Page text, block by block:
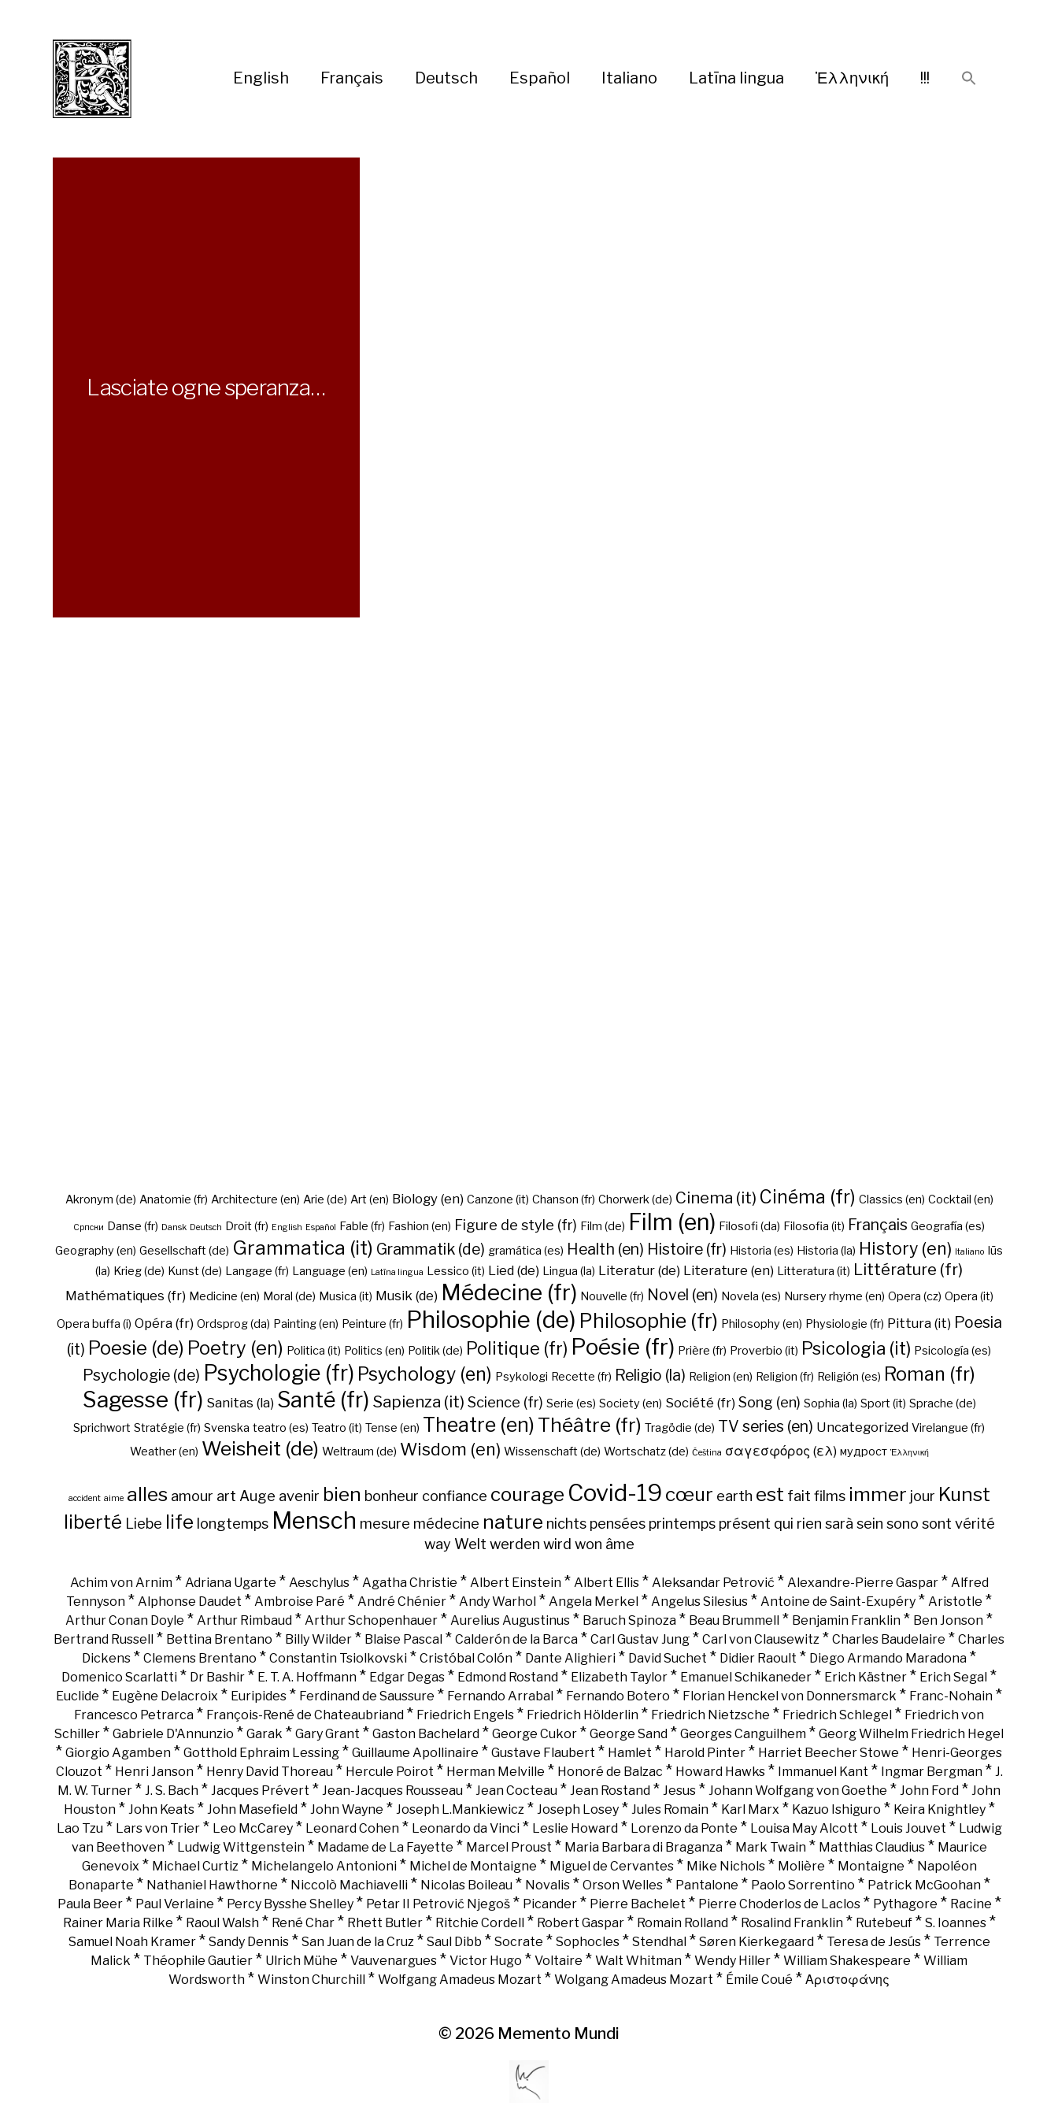
English Français Deutsch Español Italiano Latīna lingua Ἑλληνική !!!
Lasciate ogne speranza…
Akronym (de) Anatomie (fr) Architecture (en) Arie (de) Art (en) Biology (en) Canzone (it) Chanson (fr) Chorwerk (de) Cinema (it) Cinéma (fr) Classics (en) Cocktail (en)
Cрпски Danse (fr) Dansk Deutsch Droit (fr) English Español Fable (fr) Fashion (en) Figure de style (fr) Film (de) Film (en) Filosofi (da) Filosofia (it) Français Geografía (es)
Geography (en) Gesellschaft (de) Grammatica (it) Grammatik (de) gramática (es) Health (en) Histoire (fr) Historia (es) Historia (la) History (en) Italiano Iūs
(la) Krieg (de) Kunst (de) Langage (fr) Language (en) Latīna lingua Lessico (it) Lied (de) Lingua (la) Literatur (de) Literature (en) Litteratura (it) Littérature (fr)
Mathématiques (fr) Medicine (en) Moral (de) Musica (it) Musik (de) Médecine (fr) Nouvelle (fr) Novel (en) Novela (es) Nursery rhyme (en) Opera (cz) Opera (it)
Opera buffa (i) Opéra (fr) Ordsprog (da) Painting (en) Peinture (fr) Philosophie (de) Philosophie (fr) Philosophy (en) Physiologie (fr) Pittura (it) Poesia
(it) Poesie (de) Poetry (en) Politica (it) Politics (en) Politik (de) Politique (fr) Poésie (fr) Prière (fr) Proverbio (it) Psicologia (it) Psicología (es)
Psychologie (de) Psychologie (fr) Psychology (en) Psykologi Recette (fr) Religio (la) Religion (en) Religion (fr) Religión (es) Roman (fr)
Sagesse (fr) Sanitas (la) Santé (fr) Sapienza (it) Science (fr) Serie (es) Society (en) Société (fr) Song (en) Sophia (la) Sport (it) Sprache (de)
Sprichwort Stratégie (fr) Svenska teatro (es) Teatro (it) Tense (en) Theatre (en) Théâtre (fr) Tragödie (de) TV series (en) Uncategorized Virelangue (fr)
Weather (en) Weisheit (de) Weltraum (de) Wisdom (en) Wissenschaft (de) Wortschatz (de) Čeština σαγεσφόρος (ελ) мудрост Ἑλληνική
accident aime alles amour art Auge avenir bien bonheur confiance courage Covid-19 cœur earth est fait films immer jour Kunst
liberté Liebe life longtemps Mensch mesure médecine nature nichts pensées printemps présent qui rien sarà sein sono sont vérité
way Welt werden wird won âme
Achim von Arnim* Adriana Ugarte * Aeschylus* Agatha Christie * Albert Einstein* Albert Ellis* Aleksandar Petrović * Alexandre-Pierre Gaspar* Alfred
Tennyson * Alphonse Daudet * Ambroise Paré * André Chénier * Andy Warhol * Angela Merkel * Angelus Silesius * Antoine de Saint-Exupéry * Aristotle *
Arthur Conan Doyle * Arthur Rimbaud * Arthur Schopenhauer * Aurelius Augustinus * Baruch Spinoza * Beau Brummell * Benjamin Franklin * Ben Jonson *
Bertrand Russell * Bettina Brentano * Billy Wilder * Blaise Pascal * Calderón de la Barca * Carl Gustav Jung * Carl von Clausewitz * Charles Baudelaire * Charles
Dickens * Clemens Brentano * Constantin Tsiolkovski * Cristóbal Colón * Dante Alighieri * David Suchet * Didier Raoult * Diego Armando Maradona *
Domenico Scarlatti * Dr Bashir * E. T. A. Hoffmann * Edgar Degas * Edmond Rostand * Elizabeth Taylor * Emanuel Schikaneder * Erich Kästner * Erich Segal *
Euclide * Eugène Delacroix * Euripides * Ferdinand de Saussure * Fernando Arrabal * Fernando Botero * Florian Henckel von Donnersmarck * Franc-Nohain *
Francesco Petrarca * François-René de Chateaubriand * Friedrich Engels * Friedrich Hölderlin * Friedrich Nietzsche * Friedrich Schlegel * Friedrich von
Schiller * Gabriele D'Annunzio * Garak * Gary Grant * Gaston Bachelard * George Cukor * George Sand * Georges Canguilhem * Georg Wilhelm Friedrich Hegel
* Giorgio Agamben * Gotthold Ephraim Lessing * Guillaume Apollinaire * Gustave Flaubert * Hamlet * Harold Pinter * Harriet Beecher Stowe * Henri-Georges
Clouzot * Henri Janson* Henry David Thoreau* Hercule Poirot * Herman Melville * Honoré de Balzac * Howard Hawks* Immanuel Kant * Ingmar Bergman* J.
M. W. Turner * J. S. Bach * Jacques Prévert * Jean-Jacques Rousseau * Jean Cocteau * Jean Rostand * Jesus * Johann Wolfgang von Goethe * John Ford * John
Houston* John Keats* John Masefield* John Wayne * Joseph L.Mankiewicz* Joseph Losey* Jules Romain* Karl Marx * Kazuo Ishiguro * Keira Knightley*
Lao Tzu* Lars von Trier* Leo McCarey* Leonard Cohen* Leonardo da Vinci* Leslie Howard* Lorenzo da Ponte * Louisa May Alcott * Louis Jouvet * Ludwig
van Beethoven* Ludwig Wittgenstein* Madame de La Fayette * Marcel Proust * Maria Barbara di Braganza* Mark Twain* Matthias Claudius* Maurice
Genevoix * Michael Curtiz* Michelangelo Antonioni* Michel de Montaigne * Miguel de Cervantes* Mike Nichols* Molière * Montaigne * Napoléon
Bonaparte * Nathaniel Hawthorne * Niccolò Machiavelli* Nicolas Boileau* Novalis* Orson Welles* Pantalone * Paolo Sorrentino * Patrick McGoohan*
Paula Beer* Paul Verlaine * Percy Bysshe Shelley* Petar II Petrović Njegoš* Picander* Pierre Bachelet * Pierre Choderlos de Laclos* Pythagore * Racine *
Rainer Maria Rilke * Raoul Walsh* René Char* Rhett Butler* Ritchie Cordell * Robert Gaspar* Romain Rolland* Rosalind Franklin* Rutebeuf* S. Ioannes*
Samuel Noah Kramer* Sandy Dennis* San Juan de la Cruz* Saul Dibb * Socrate * Sophocles* Stendhal* Søren Kierkegaard* Teresa de Jesús* Terrence
Malick * Théophile Gautier * Ulrich Mühe * Vauvenargues * Victor Hugo * Voltaire * Walt Whitman * Wendy Hiller * William Shakespeare * William
Wordsworth * Winston Churchill * Wolfgang Amadeus Mozart * Wolgang Amadeus Mozart * Émile Coué * Αριστοφάνης
© 2026 Memento Mundi